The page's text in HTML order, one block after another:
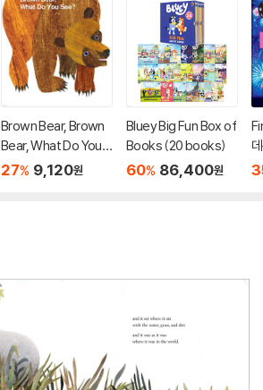
Brown Bear, Brown
Bear, What Do You S
ee?
27% 9,120원
Bluey Big Fun Box of
Books (20 books)
60% 86,400원